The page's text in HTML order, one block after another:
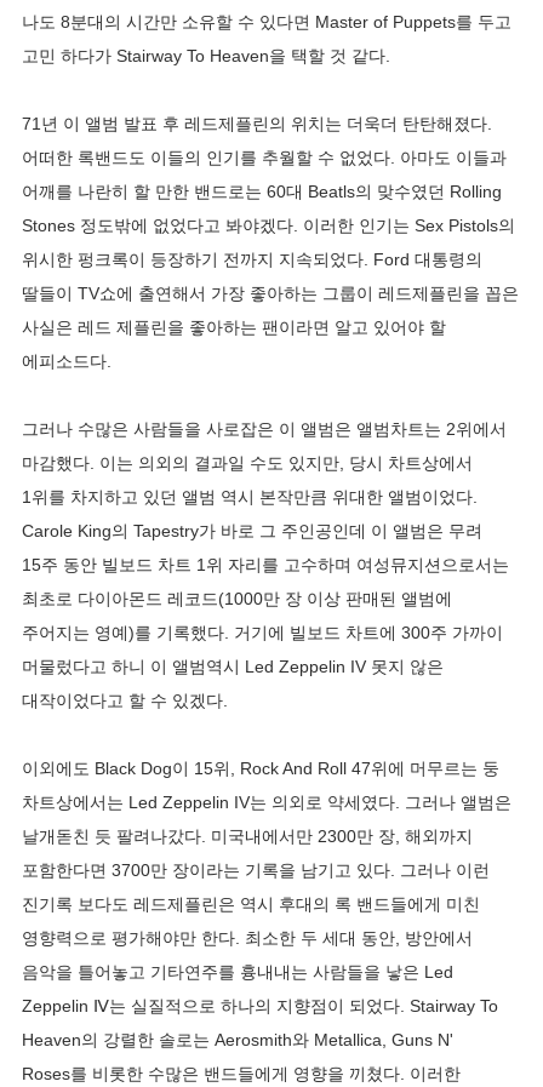
나도 8분대의 시간만 소유할 수 있다면 Master of Puppets를 두고
고민 하다가 Stairway To Heaven을 택할 것 같다.
71년 이 앨범 발표 후 레드제플린의 위치는 더욱더 탄탄해졌다.
어떠한 록밴드도 이들의 인기를 추월할 수 없었다. 아마도 이들과
어깨를 나란히 할 만한 밴드로는 60대 Beatls의 맞수였던 Rolling
Stones 정도밖에 없었다고 봐야겠다. 이러한 인기는 Sex Pistols의
위시한 펑크록이 등장하기 전까지 지속되었다. Ford 대통령의
딸들이 TV쇼에 출연해서 가장 좋아하는 그룹이 레드제플린을 꼽은
사실은 레드 제플린을 좋아하는 팬이라면 알고 있어야 할
에피소드다.
그러나 수많은 사람들을 사로잡은 이 앨범은 앨범차트는 2위에서
마감했다. 이는 의외의 결과일 수도 있지만, 당시 차트상에서
1위를 차지하고 있던 앨범 역시 본작만큼 위대한 앨범이었다.
Carole King의 Tapestry가 바로 그 주인공인데 이 앨범은 무려
15주 동안 빌보드 차트 1위 자리를 고수하며 여성뮤지션으로서는
최초로 다이아몬드 레코드(1000만 장 이상 판매된 앨범에
주어지는 영예)를 기록했다. 거기에 빌보드 차트에 300주 가까이
머물렀다고 하니 이 앨범역시 Led Zeppelin IV 못지 않은
대작이었다고 할 수 있겠다.
이외에도 Black Dog이 15위, Rock And Roll 47위에 머무르는 둥
차트상에서는 Led Zeppelin IV는 의외로 약세였다. 그러나 앨범은
날개돋친 듯 팔려나갔다. 미국내에서만 2300만 장, 해외까지
포함한다면 3700만 장이라는 기록을 남기고 있다. 그러나 이런
진기록 보다도 레드제플린은 역시 후대의 록 밴드들에게 미친
영향력으로 평가해야만 한다. 최소한 두 세대 동안, 방안에서
음악을 틀어놓고 기타연주를 흉내내는 사람들을 낳은 Led
Zeppelin Ⅳ는 실질적으로 하나의 지향점이 되었다. Stairway To
Heaven의 강렬한 솔로는 Aerosmith와 Metallica, Guns N'
Roses를 비롯한 수많은 밴드들에게 영향을 끼쳤다. 이러한